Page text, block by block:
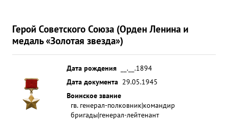
Герой Советского Союза (Орден Ленина и
медаль «Золотая звезда»)
Дата рождения
__.__.1894
Дата документа 29.05.1945
Воинское звание
гв. генерал-полковник|командир
бригады|генерал-лейтенант